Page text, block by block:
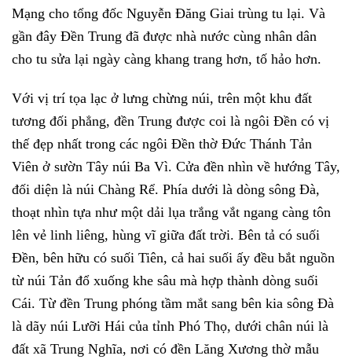
Mạng cho tổng đốc Nguyễn Đăng Giai trùng tu lại. Và
gần đây Đền Trung đã được nhà nước cùng nhân dân
cho tu sửa lại ngày càng khang trang hơn, tố hảo hơn.
Với vị trí tọa lạc ở lưng chừng núi, trên một khu đất
tương đối phẳng, đền Trung được coi là ngôi Đền có vị
thế đẹp nhất trong các ngôi Đền thờ Đức Thánh Tản
Viên ở sườn Tây núi Ba Vì. Cửa đền nhìn về hướng Tây,
đối diện là núi Chàng Rể. Phía dưới là dòng sông Đà,
thoạt nhìn tựa như một dải lụa trắng vắt ngang càng tôn
lên vẻ linh liêng, hùng vĩ giữa đất trời. Bên tả có suối
Đền, bên hữu có suối Tiên, cả hai suối ấy đều bắt nguồn
từ núi Tản đổ xuống khe sâu mà hợp thành dòng suối
Cái. Từ đền Trung phóng tầm mắt sang bên kia sông Đà
là dãy núi Lưỡi Hái của tỉnh Phó Thọ, dưới chân núi là
đất xã Trung Nghĩa, nơi có đền Lăng Xương thờ mẫu